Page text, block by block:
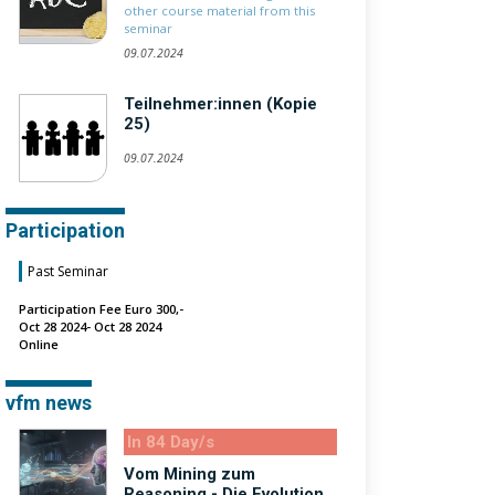
other course material from this
seminar
09.07.2024
Teilnehmer:innen (Kopie
25)
09.07.2024
Participation
Past Seminar
Participation Fee Euro 300,-
Oct 28 2024- Oct 28 2024
Online
vfm news
In 84 Day/s
Vom Mining zum